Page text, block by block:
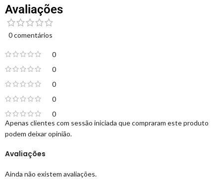
Avaliações
0 comentários
0
0
0
0
0
Avaliações
Ainda não existem avaliações.
Apenas clientes com sessão iniciada que compraram este produto
podem deixar opinião.